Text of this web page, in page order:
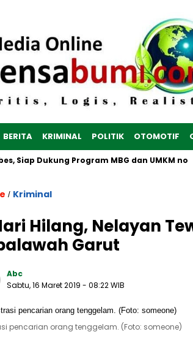
BERITA KRIMINAL POLITIK OTOMOTIF
Dukung Program MBG dan UMKM no
/ Kriminal
Hilang, Nelayan
Garut
Abc
Sabtu, 16 Maret 2019 - 08:22 WIB
pencarian orang tenggelam. (Foto: someone)